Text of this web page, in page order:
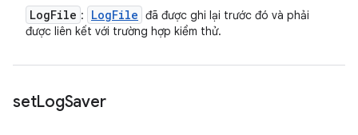
LogFile : LogFile đã được ghi lại trước đó và phải
được liên kết với trường hợp kiểm thử.
setLogSaver